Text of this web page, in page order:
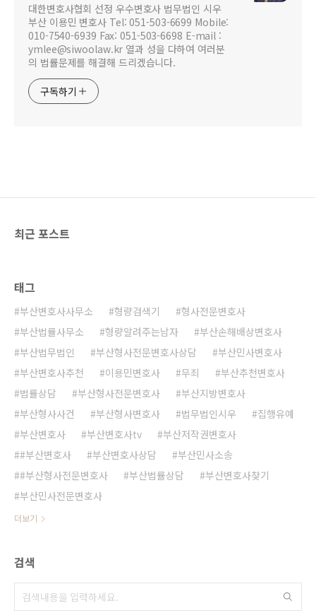
대한변호사협회 선정 우수변호사 법무법인 시우
부산 이용민 변호사 Tel: 051-503-6699 Mobile:
010-7540-6939 Fax: 051-503-6698 E-mail :
ymlee@siwoolaw.kr 열과 성을 다하여 여러분
의 법률문제를 해결해 드리겠습니다.
구독하기
최근 포스트
태그
부산변호사사무소 형량검색기
형사전문변호사
부산법률사무소
형량알려주는남자
부산손해배상변호사
부산법무법인
부산형사전문변호사상담
부산민사변호사
부산변호사추천
이용민변호사 무죄
부산추천변호사
법률상담
부산형사전문변호사
부산지방변호사
부산형사사건
부산형사변호사 법무법인시우
집행유예
부산변호사
부산변호사tv
부산저작권변호사
#부산변호사
부산변호사상담
부산민사소송
#부산형사전문변호사
부산법률상담
부산변호사찾기
부산민사전문변호사
더보기
검색